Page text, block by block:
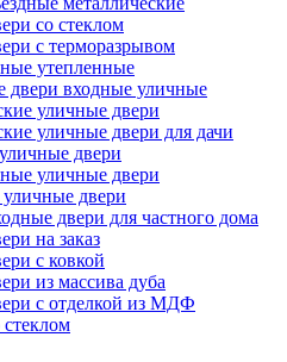
со стеклом
с терморазрывом
утепленные
двери входные уличные
уличные двери
уличные двери для дачи
двери
уличные двери
двери
двери для частного дома
на заказ
с ковкой
из массива дуба
с отделкой из МДФ
стеклом